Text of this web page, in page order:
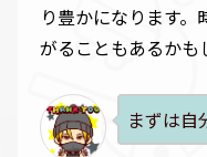
り豊かになります
がることもあるかも
まずは自